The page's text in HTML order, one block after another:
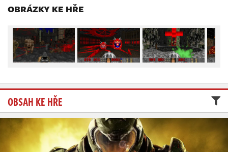
OBRÁZKY KE HŘE
OBSAH KE HŘE